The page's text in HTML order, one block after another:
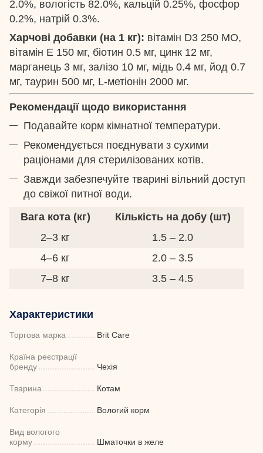
2.0%, вологість 82.0%, кальцій 0.25%, фосфор
0.2%, натрій 0.3%.
Харчові добавки (на 1 кг): вітамін D3 250 МО,
вітамін E 150 мг, біотин 0.5 мг, цинк 12 мг,
марганець 3 мг, залізо 10 мг, мідь 0.4 мг, йод 0.7
мг, таурин 500 мг, L-метіонін 2000 мг.
Рекомендації щодо використання
Подавайте корм кімнатної температури.
Рекомендується поєднувати з сухими
раціонами для стерилізованих котів.
Завжди забезпечуйте тварині вільний доступ
до свіжої питної води.
Вага кота (кг)
Кількість на добу (шт)
2–3 кг
1.5 – 2.0
4–6 кг
2.0 – 3.5
7–8 кг
3.5 – 4.5
Характеристики
Торгова марка Brit Care
Країна реєстрації
бренду
Чехія
Тварина Котам
Категорія Вологий корм
Вид вологого
корму
Шматочки в желе